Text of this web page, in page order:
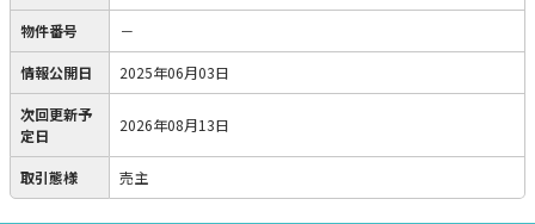
物件番号 －
情報公開日 2025年06月03日
次回更新予
定日
2026年08月13日
取引態様 売主